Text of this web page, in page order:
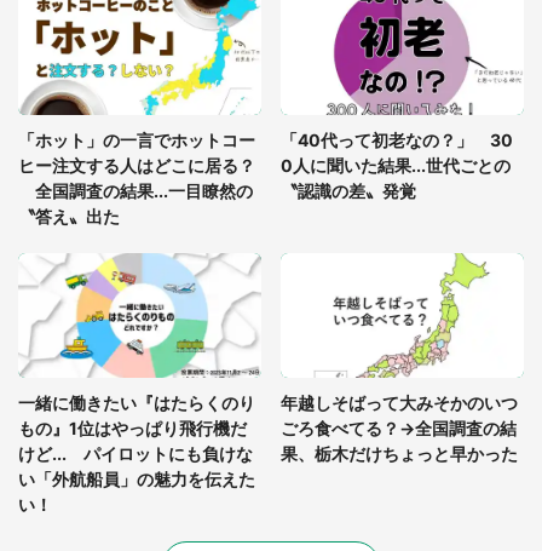
知らぬおじいさんがわざわざ声をかけてきて（兵庫
県・30代女性）
「ゾワゾワする」「本当に気持ち悪い」 道端でバ
グっちゃってた〝野生の野菜〟に6.5万人戦慄
「ホット」の一言でホットコー
ヒー注文する人はどこに居る？
全国調査の結果...一目瞭然の
〝答え〟出た
「40代って初老なの？」 30
0人に聞いた結果...世代ごとの
〝認識の差〟発覚
一緒に働きたい『はたらくのり
もの』1位はやっぱり飛行機だ
けど... パイロットにも負けな
い「外航船員」の魅力を伝えた
い！
年越しそばって大みそかのいつ
ごろ食べてる？→全国調査の結
果、栃木だけちょっと早かった